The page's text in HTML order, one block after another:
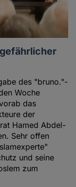
des "bruno."-
Woche
das
der
Hamed Abdel-
Sehr offen
und seine
zum